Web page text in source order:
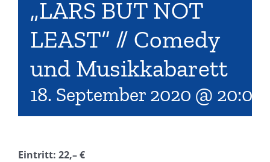
„LARS BUT NOT
LEAST“ // Comedy
und Musikkabarett
18. September 2020 @ 20:00
Eintritt: 22,– €